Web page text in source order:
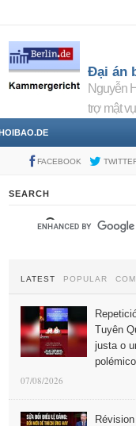
Đại án
Nguyễn
trợ mật
FACEBOOK
SEARCH
LATEST POPULAR
Tuyên
justa o
07/08/2026